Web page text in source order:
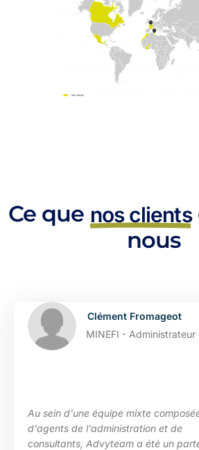
Ce que nos clients
nous
Clément Fromageot
MINEFI - Administrateur
Au sein d'une équipe mixte
d'agents de l'administration et de
consultants, Advyteam a été un